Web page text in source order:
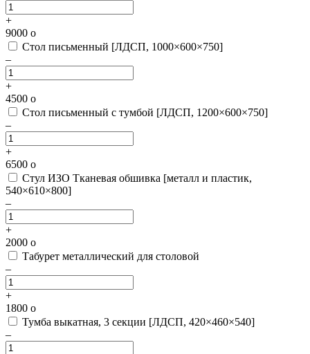
+
9000 o
Стол письменный [ЛДСП, 1000×600×750]
–
+
4500 o
Стол письменный с тумбой [ЛДСП, 1200×600×750]
–
+
6500 o
Стул ИЗО Тканевая обшивка [металл и пластик,
540×610×800]
–
+
2000 o
Табурет металлический для столовой
–
+
1800 o
Тумба выкатная, 3 секции [ЛДСП, 420×460×540]
–